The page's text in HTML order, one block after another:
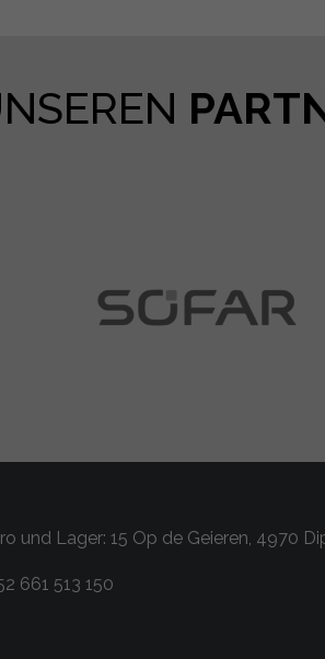
und Lager: 15 Op de Geieren, 4970
661 513 150